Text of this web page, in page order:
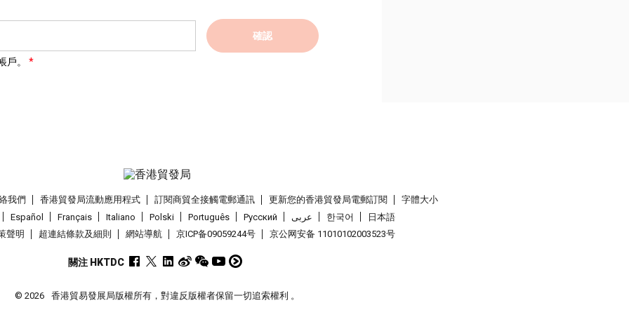
確認
。
我們 香港貿發局流動應用程式 訂閱商貿全接觸電郵通訊 更新您的香港貿發局電郵訂閱
字體大小
Español
Français Italiano Polski Português Pусский عربى 한국어
日本語
聲明
超連結條款及細則 網站導航 京ICP备09059244号 京公网安备 11010102003523号
關注 HKTDC
© 2026 香港貿易發展局版權所有，對違反版權者保留一切追索權利 。